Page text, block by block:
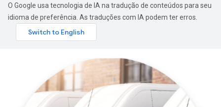
O Google usa tecnologia de IA na tradução de conteúdos para seu
idioma de preferência. As traduções com IA podem ter erros.